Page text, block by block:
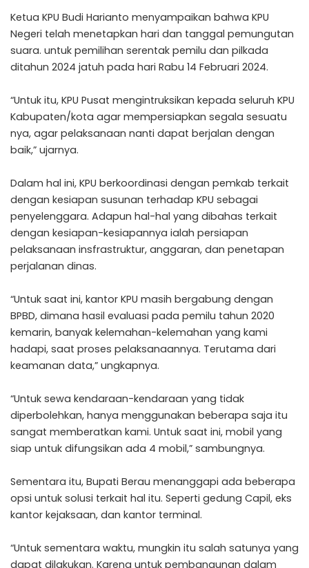
Ketua KPU Budi Harianto menyampaikan bahwa KPU
Negeri telah menetapkan hari dan tanggal pemungutan
suara. untuk pemilihan serentak pemilu dan pilkada
ditahun 2024 jatuh pada hari Rabu 14 Februari 2024.
“Untuk itu, KPU Pusat mengintruksikan kepada seluruh KPU
Kabupaten/kota agar mempersiapkan segala sesuatu
nya, agar pelaksanaan nanti dapat berjalan dengan
baik,” ujarnya.
Dalam hal ini, KPU berkoordinasi dengan pemkab terkait
dengan kesiapan susunan terhadap KPU sebagai
penyelenggara. Adapun hal-hal yang dibahas terkait
dengan kesiapan-kesiapannya ialah persiapan
pelaksanaan insfrastruktur, anggaran, dan penetapan
perjalanan dinas.
“Untuk saat ini, kantor KPU masih bergabung dengan
BPBD, dimana hasil evaluasi pada pemilu tahun 2020
kemarin, banyak kelemahan-kelemahan yang kami
hadapi, saat proses pelaksanaannya. Terutama dari
keamanan data,” ungkapnya.
“Untuk sewa kendaraan-kendaraan yang tidak
diperbolehkan, hanya menggunakan beberapa saja itu
sangat memberatkan kami. Untuk saat ini, mobil yang
siap untuk difungsikan ada 4 mobil,” sambungnya.
Sementara itu, Bupati Berau menanggapi ada beberapa
opsi untuk solusi terkait hal itu. Seperti gedung Capil, eks
kantor kejaksaan, dan kantor terminal.
“Untuk sementara waktu, mungkin itu salah satunya yang
dapat dilakukan. Karena untuk pembangunan dalam